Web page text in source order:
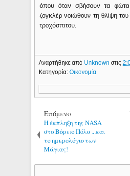
όπου όταν σβήσουν τα φώτα
ζογκλέρ νοιώθουν τη θλίψη
τροχόσπιτου.
Αναρτήθηκε από Unknownστις
Κατηγορία:Οικονομία
Επόμενο
Η έκπληξη της NASA
στο Βόρειο Πόλο ...και
το ημερολόγιο των
Μάγιας!